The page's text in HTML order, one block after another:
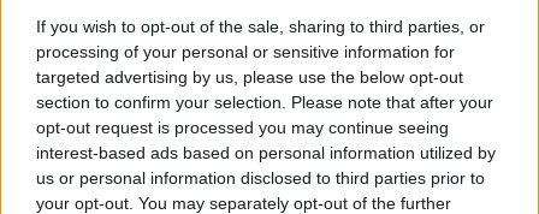
If you wish to opt-out of the sale, sharing to third parties, or
processing of your personal or sensitive information for
targeted advertising by us, please use the below opt-out
section to confirm your selection. Please note that after your
opt-out request is processed you may continue seeing
interest-based ads based on personal information utilized by
us or personal information disclosed to third parties prior to
your opt-out. You may separately opt-out of the further
Tető, ami évtizedeken át gondoskodik a családról